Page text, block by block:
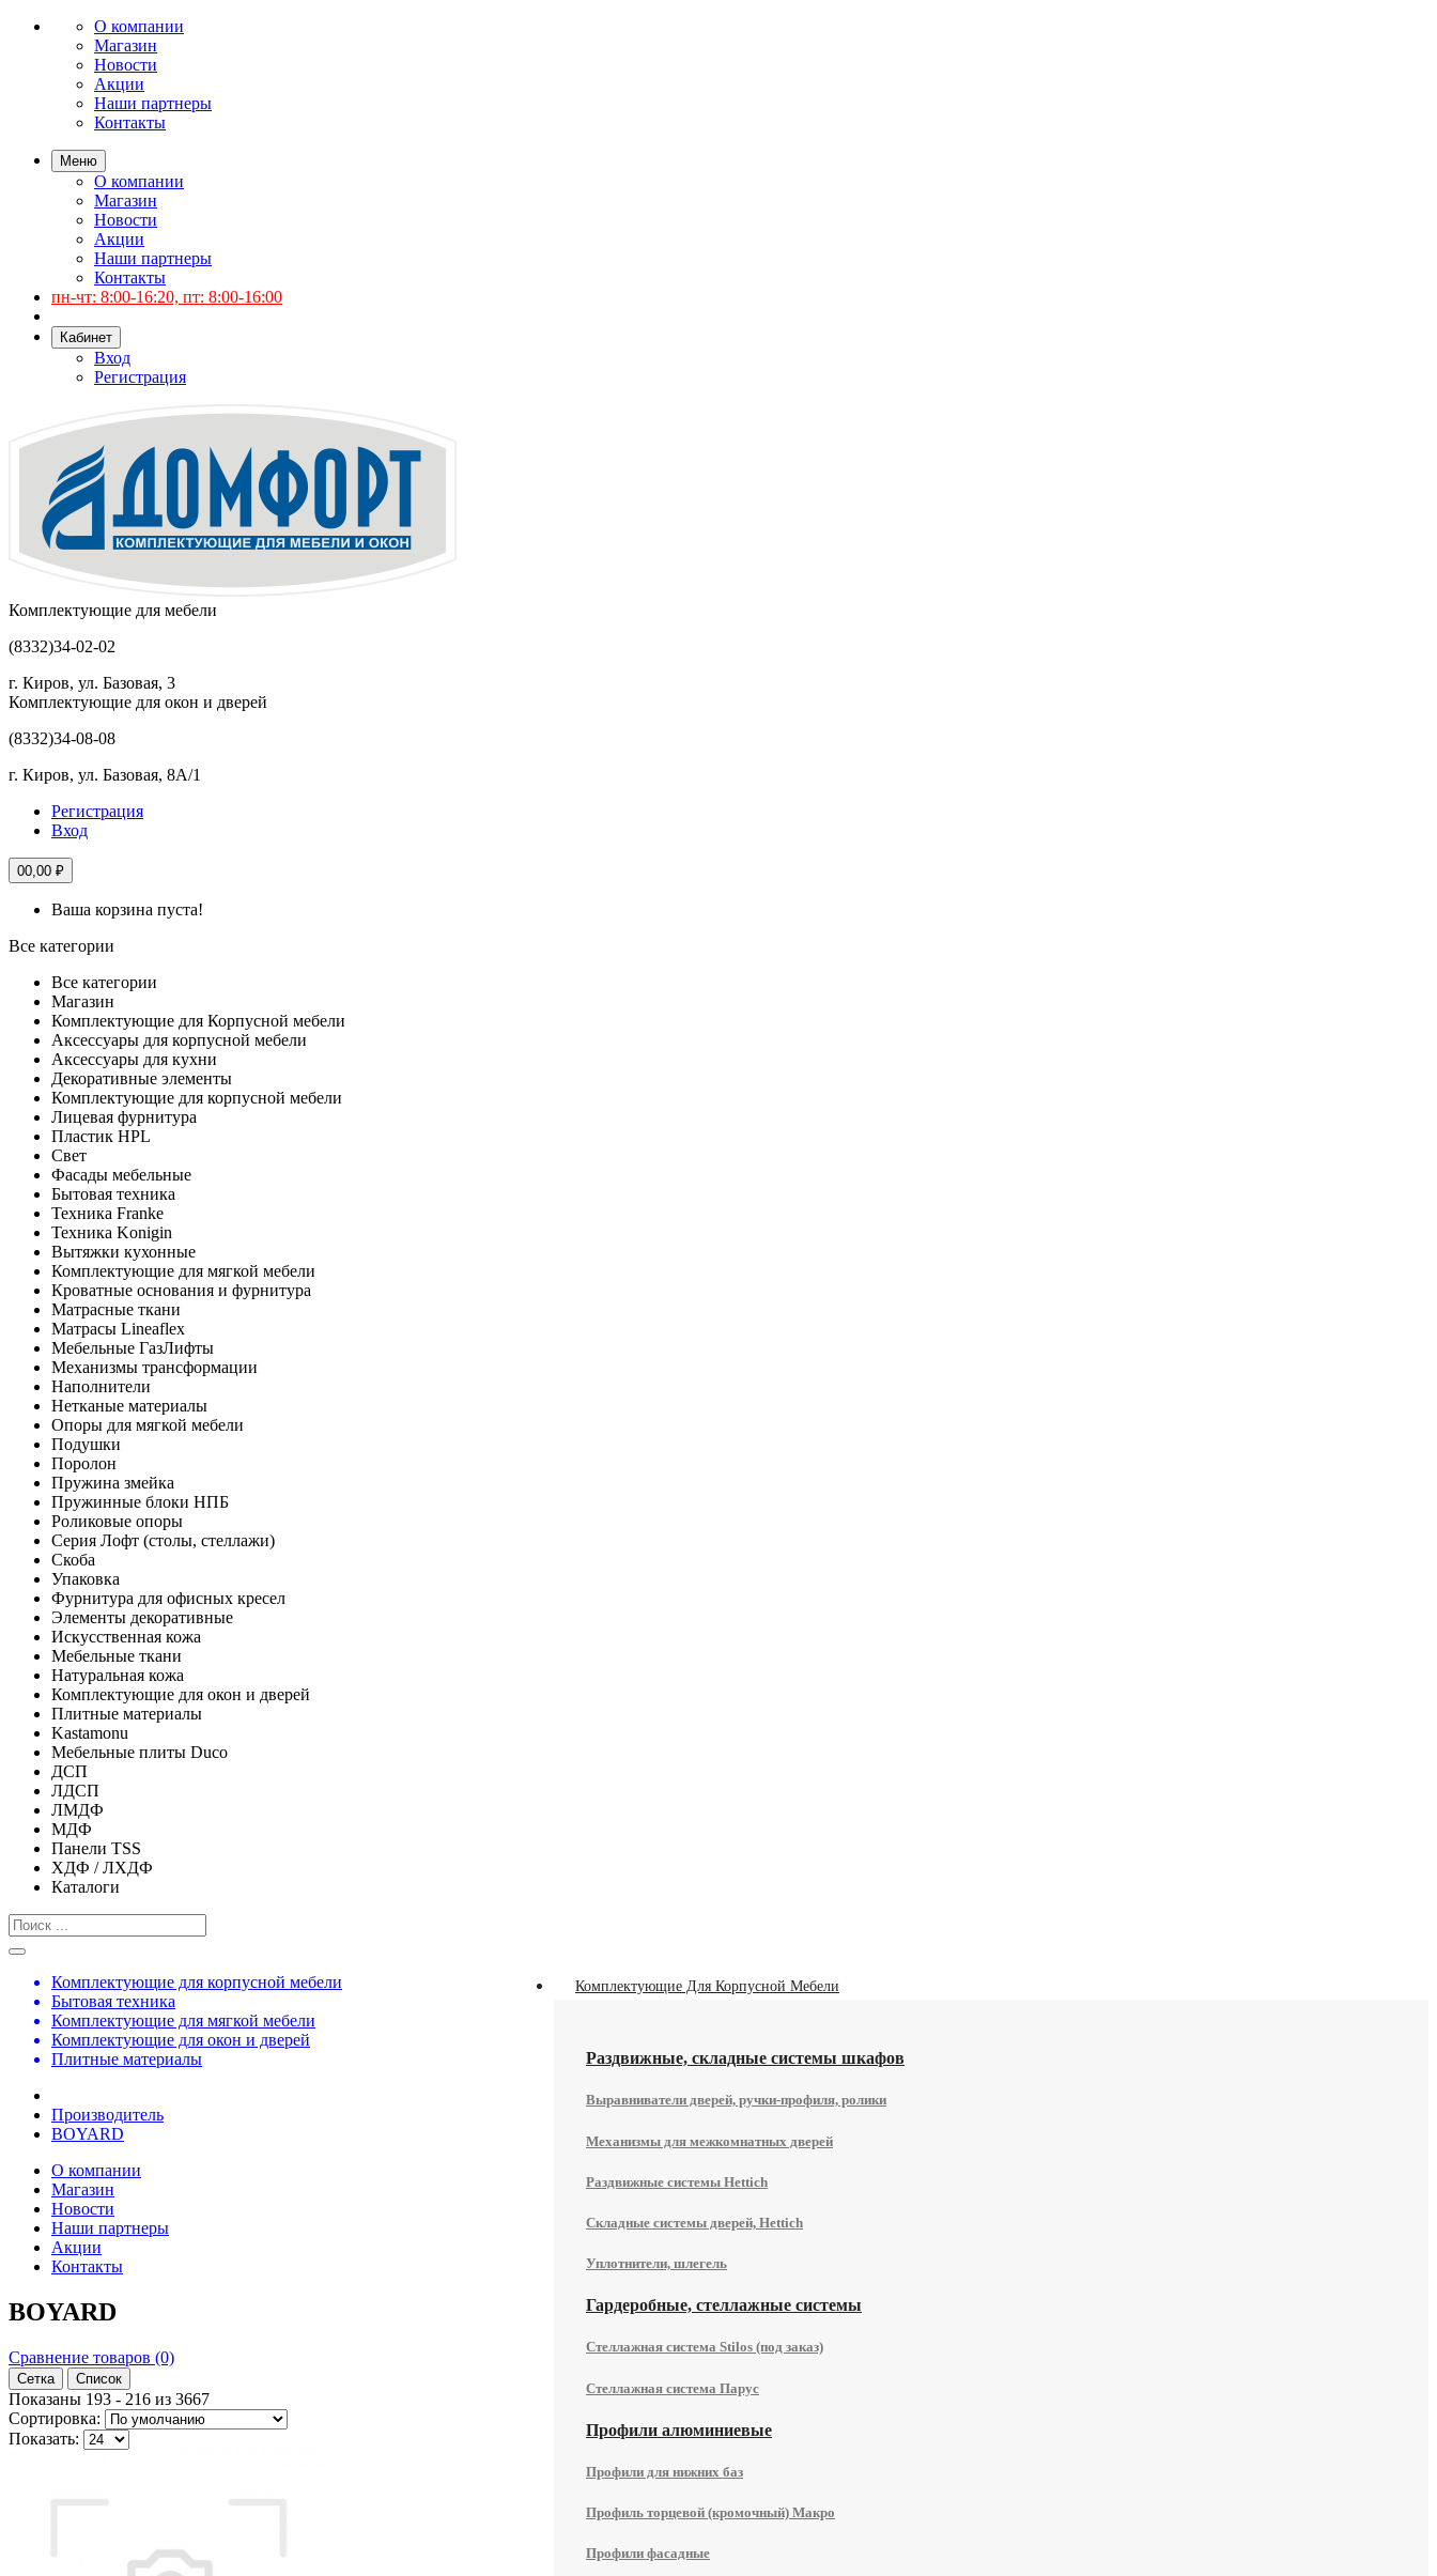
О компании
Магазин
Новости
Акции
Наши партнеры
Контакты
Меню
О компании
Магазин
Новости
Акции
Наши партнеры
Контакты
пн-чт: 8:00-16:20, пт: 8:00-16:00
Кабинет
Вход
Регистрация
Комплектующие для мебели
(8332)34-02-02
г. Киров, ул. Базовая, 3
Комплектующие для окон и дверей
(8332)34-08-08
г. Киров, ул. Базовая, 8А/1
Регистрация
Вход
00,00 ₽
Ваша корзина пуста!
Все категории
Все категории
Магазин
Комплектующие для Корпусной мебели
Аксессуары для корпусной мебели
Аксессуары для кухни
Декоративные элементы
Комплектующие для корпусной мебели
Лицевая фурнитура
Пластик HPL
Свет
Фасады мебельные
Бытовая техника
Техника Franke
Техника Konigin
Вытяжки кухонные
Комплектующие для мягкой мебели
Кроватные основания и фурнитура
Матрасные ткани
Матрасы Lineaflex
Мебельные ГазЛифты
Механизмы трансформации
Наполнители
Нетканые материалы
Опоры для мягкой мебели
Подушки
Поролон
Пружина змейка
Пружинные блоки НПБ
Роликовые опоры
Серия Лофт (столы, стеллажи)
Скоба
Упаковка
Фурнитура для офисных кресел
Элементы декоративные
Искусственная кожа
Мебельные ткани
Натуральная кожа
Комплектующие для окон и дверей
Плитные материалы
Kastamonu
Мебельные плиты Duco
ДСП
ЛДСП
ЛМДФ
МДФ
Панели TSS
ХДФ / ЛХДФ
Каталоги
Комплектующие Для Корпусной Мебели
Раздвижные, складные системы шкафов
Выравниватели дверей, ручки-профиля, ролики
Механизмы для межкомнатных дверей
Раздвижные системы Hettich
Складные системы дверей, Hettich
Уплотнители, шлегель
Гардеробные, стеллажные системы
Стеллажная система Stilos (под заказ)
Стеллажная система Парус
Профили алюминиевые
Профили для нижних баз
Профиль торцевой (кромочный) Макро
Профили фасадные
Комплектующие для корпусной мебели
Бытовая техника
Комплектующие для мягкой мебели
Комплектующие для окон и дверей
Плитные материалы
Производитель
BOYARD
О компании
Магазин
Новости
Наши партнеры
Акции
Контакты
BOYARD
Сравнение товаров (0)
Сетка Список
Показаны 193 - 216 из 3667
Сортировка:
Показать: